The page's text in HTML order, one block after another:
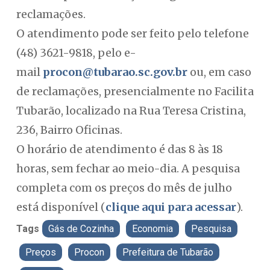
reclamações.
O atendimento pode ser feito pelo telefone
(48) 3621-9818, pelo e-
mail procon@tubarao.sc.gov.brou, em caso
de reclamações, presencialmente no Facilita
Tubarão, localizado na Rua Teresa Cristina,
236, Bairro Oficinas.
O horário de atendimento é das 8 às 18
horas, sem fechar ao meio-dia. A pesquisa
completa com os preços do mês de julho
está disponível (clique aqui para acessar).
Tags Gás de Cozinha Economia Pesquisa
Preços Procon Prefeitura de Tubarão